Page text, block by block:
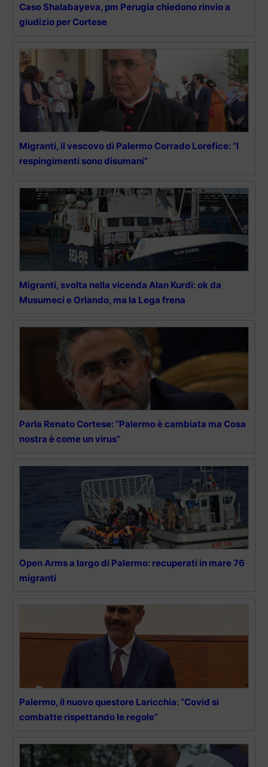
Caso Shalabayeva, pm Perugia chiedono rinvio a
giudizio per Cortese
Migranti, il vescovo di Palermo Corrado Lorefice: “I
respingimenti sono disumani”
Migranti, svolta nella vicenda Alan Kurdi: ok da
Musumeci e Orlando, ma la Lega frena
Parla Renato Cortese: “Palermo è cambiata ma Cosa
nostra è come un virus”
Open Arms a largo di Palermo: recuperati in mare 76
migranti
Palermo, il nuovo questore Laricchia: “Covid si
combatte rispettando le regole”